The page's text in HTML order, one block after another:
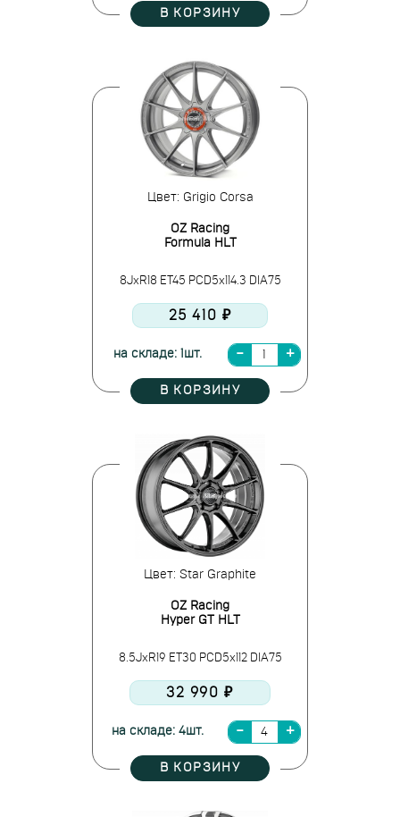
В КОРЗИНУ
Цвет: Grigio Corsa
OZ Racing
Formula HLT
8JxR18 ET45 PCD5x114.3 DIA75
25 410 ₽
на складе: 1шт.
В КОРЗИНУ
Цвет: Star Graphite
OZ Racing
Hyper GT HLT
8.5JxR19 ET30 PCD5x112 DIA75
32 990 ₽
на складе: 4шт.
В КОРЗИНУ